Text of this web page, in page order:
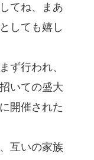
てね、まあ
しても嬉し
ず行われ、
いての盛大
開催された
互いの家族